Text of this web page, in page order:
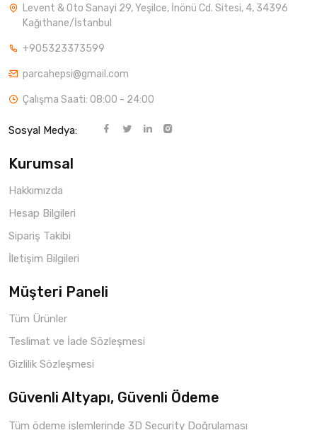
Levent & Oto Sanayi 29, Yeşilce, İnönü Cd. Sitesi, 4, 34396
Kağıthane/İstanbul
+905323373599
parcahepsi@gmail.com
Çalışma Saati: 08:00 - 24:00
Sosyal Medya:
Kurumsal
Hakkımızda
Hesap Bilgileri
Sipariş Takibi
İletişim Bilgileri
Müşteri Paneli
Tüm Ürünler
Teslimat ve İade Sözleşmesi
Gizlilik Sözleşmesi
Güvenli Altyapı, Güvenli Ödeme
Tüm ödeme işlemlerinde 3D Security Doğrulaması